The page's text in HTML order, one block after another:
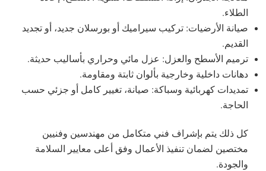
الطلاء.
صيانة الأرضيات: تركيب سيراميك أو بورسلان جديد، أو تجديد
القديم.
ترميم الأسطح والعزل: عزل مائي وحراري بأساليب حديثة.
دهانات داخلية وخارجية بألوان ثابتة ومقاومة.
تمديدات كهربائية وسباكة: صيانة، تغيير كامل أو جزئي حسب
الحاجة.
كل ذلك يتم بإشراف فني متكامل من مهندسين وفنيين
مختصين لضمان تنفيذ الأعمال وفق أعلى معايير السلامة
والجودة.